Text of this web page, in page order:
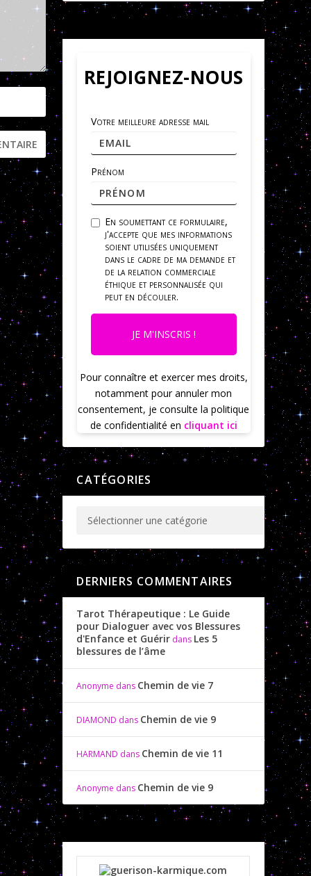
.
REJOIGNEZ-NOUS
Votre meilleure adresse mail
Prénom
En soumettant ce formulaire,
j'accepte que mes informations
soient utilisées uniquement
dans le cadre de ma demande et
de la relation commerciale
éthique et personnalisée qui
peut en découler.
JE M'INSCRIS !
Pour connaître et exercer mes droits,
notamment pour annuler mon
consentement, je consulte la politique
de confidentialité en cliquant ici
CATÉGORIES
DERNIERS COMMENTAIRES
Tarot Thérapeutique : Le Guide
pour Dialoguer avec vos Blessures
d'Enfance et Guérir dans Les 5
blessures de l’âme
Anonyme dans Chemin de vie 7
DIAMOND dans Chemin de vie 9
HARMAND dans Chemin de vie 11
Anonyme dans Chemin de vie 9